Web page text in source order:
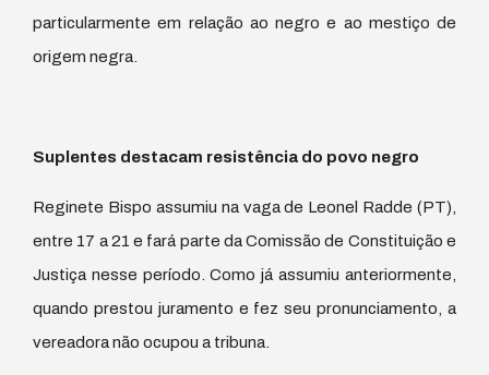
particularmente em relação ao negro e ao mestiço de
origem negra.
Suplentes destacam resistência do povo negro
Reginete Bispo assumiu na vaga de Leonel Radde (PT),
entre 17 a 21 e fará parte da Comissão de Constituição e
Justiça nesse período. Como já assumiu anteriormente,
quando prestou juramento e fez seu pronunciamento, a
vereadora não ocupou a tribuna.